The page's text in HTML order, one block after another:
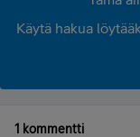
Käytä hakua
1 kommentti